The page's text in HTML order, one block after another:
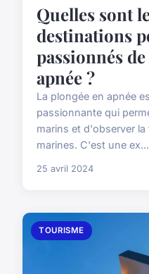
Quelles sont
destinations
passionnés
apnée ?
La plongée en apnée
passionnante qui
marins et d'observer
marines. C'est une ex...
25 avril 2024
TOURISME